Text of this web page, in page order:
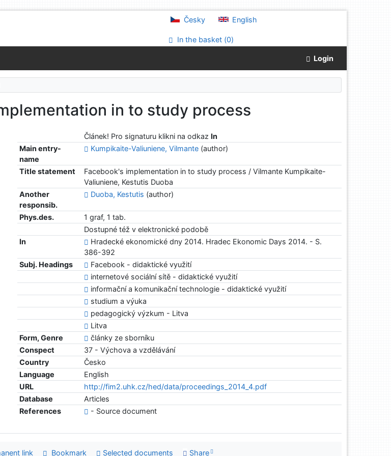
Česky English
In the basket (0)
Login
in to study process
Článek! Pro signaturu klikni na odkaz In
Main entry-
name
Kumpikaite-Valiuniene, Vilmante (author)
Title statement
Facebook's implementation in to study process / Vilmante Kumpikaite-
Valiuniene, Kestutis Duoba
Another
responsib.
Duoba, Kestutis (author)
Phys.des.
1 graf, 1 tab.
Dostupné též v elektronické podobě
In
Hradecké ekonomické dny 2014. Hradec Ekonomic Days 2014. - S.
386-392
Subj. Headings
Facebook - didaktické využití
internetové sociální sítě - didaktické využití
informační a komunikační technologie - didaktické využití
studium a výuka
pedagogický výzkum - Litva
Litva
Form, Genre
články ze sborníku
Conspect
37 - Výchova a vzdělávání
Country
Česko
Language
English
URL
http://fim2.uhk.cz/hed/data/proceedings_2014_4.pdf
Database
Articles
References
- Source document
link Bookmark Selected documents Share